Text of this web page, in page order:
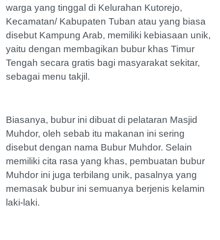
warga yang tinggal di Kelurahan Kutorejo,
Kecamatan/ Kabupaten Tuban atau yang biasa
disebut Kampung Arab, memiliki kebiasaan unik,
yaitu dengan membagikan bubur khas Timur
Tengah secara gratis bagi masyarakat sekitar,
sebagai menu takjil.
Biasanya, bubur ini dibuat di pelataran Masjid
Muhdor, oleh sebab itu makanan ini sering
disebut dengan nama Bubur Muhdor. Selain
memiliki cita rasa yang khas, pembuatan bubur
Muhdor ini juga terbilang unik, pasalnya yang
memasak bubur ini semuanya berjenis kelamin
laki-laki.